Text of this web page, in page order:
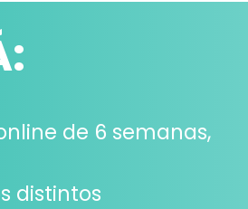
de 6 semanas,
distintos